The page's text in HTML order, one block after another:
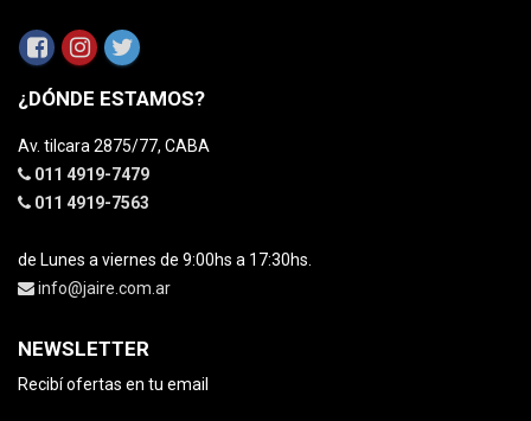
¿DÓNDE ESTAMOS?
Av. tilcara 2875/77, CABA
011 4919-7479
011 4919-7563
de Lunes a viernes de 9:00hs a 17:30hs.
info@jaire.com.ar
NEWSLETTER
Recibí ofertas en tu email